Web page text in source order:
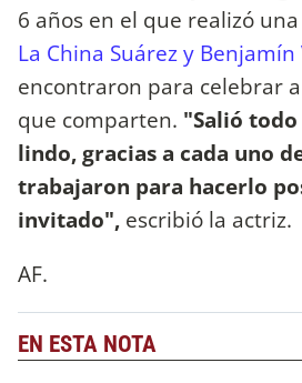
6 años en el que realizó una
La China Suárez y Benjamín
encontraron para celebrar
que comparten. "Salió
lindo, gracias a cada uno
trabajaron para hacerlo
invitado", escribió la actriz.
AF.
EN ESTA NOTA